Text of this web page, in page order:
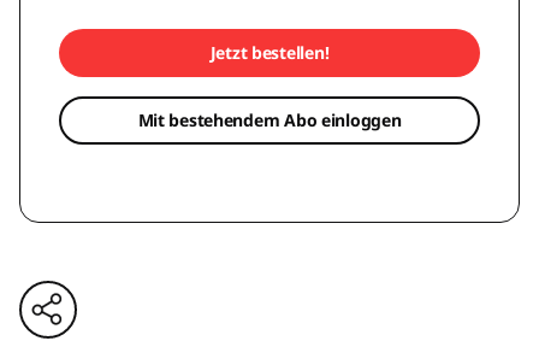
Jetzt bestellen!
Mit bestehendem Abo einloggen